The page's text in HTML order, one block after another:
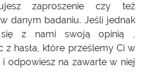
zaproszenie czy też
danym badaniu. Jeśli jednak
się z nami swoją opinią ,
z hasła, które prześlemy Ci w
odpowiesz na zawarte w niej